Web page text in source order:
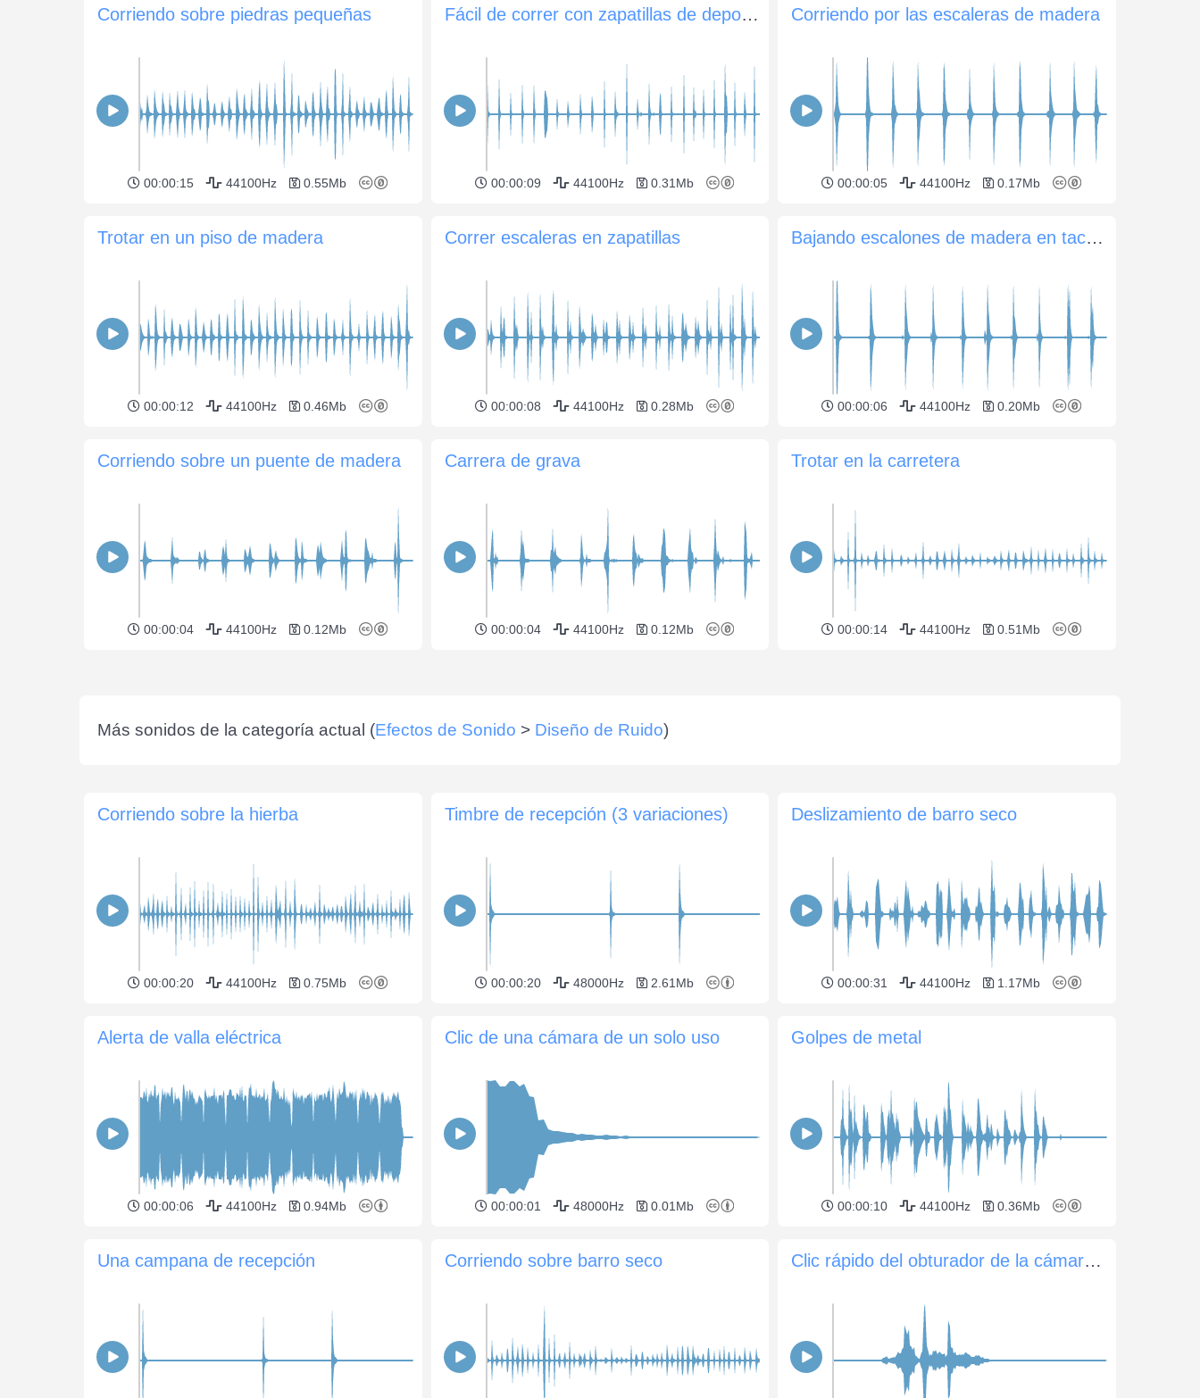
Corriendo sobre piedras pequeñas
00:00:15 44100Hz 0.55Mb
Fácil de correr con zapatillas de deporte por los escalones de hormigón.
00:00:09 44100Hz 0.31Mb
Corriendo por las escaleras de madera
00:00:05 44100Hz 0.17Mb
Trotar en un piso de madera
00:00:12 44100Hz 0.46Mb
Correr escaleras en zapatillas
00:00:08 44100Hz 0.28Mb
Bajando escalones de madera en tacones
00:00:06 44100Hz 0.20Mb
Corriendo sobre un puente de madera
00:00:04 44100Hz 0.12Mb
Carrera de grava
00:00:04 44100Hz 0.12Mb
Trotar en la carretera
00:00:14 44100Hz 0.51Mb
Más sonidos de la categoría actual (Efectos de Sonido > Diseño de Ruido)
Corriendo sobre la hierba
00:00:20 44100Hz 0.75Mb
Timbre de recepción (3 variaciones)
00:00:20 48000Hz 2.61Mb
Deslizamiento de barro seco
00:00:31 44100Hz 1.17Mb
Alerta de valla eléctrica
00:00:06 44100Hz 0.94Mb
Clic de una cámara de un solo uso
00:00:01 48000Hz 0.01Mb
Golpes de metal
00:00:10 44100Hz 0.36Mb
Una campana de recepción Corriendo sobre barro seco Clic rápido del obturador de la cámara DSLR